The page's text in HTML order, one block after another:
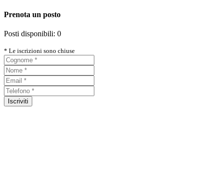
Prenota un posto
Posti disponibili: 0
* Le iscrizioni sono chiuse
Iscriviti